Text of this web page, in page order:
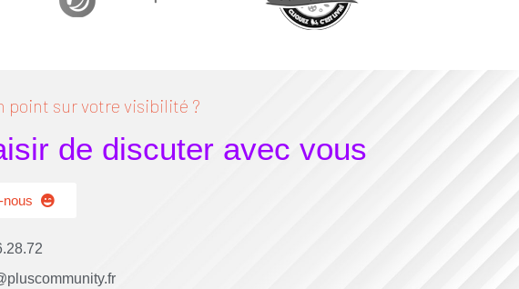
point sur votre visibilité ?
de discuter avec vous